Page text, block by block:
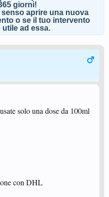
giorni!
aprire una nuova
o se il tuo intervento
ad essa.
solo una dose da 100ml
con DHL